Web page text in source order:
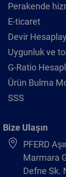
Perakende
E-ticaret
Devir
Uygunluk ve
G-Ratio
Ürün Bulma
SSS
Bize Ulaşın
PFERD
Marmara
Defne Sk.